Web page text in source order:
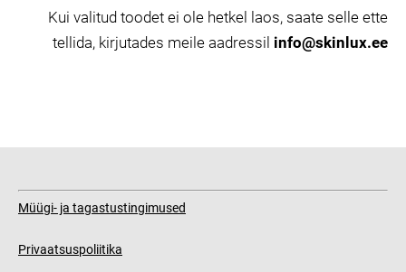
Kui valitud toodet ei ole hetkel laos, saate selle ette
tellida, kirjutades meile aadressil info@skinlux.ee
Müügi- ja tagastustingimused
Privaatsuspoliitika